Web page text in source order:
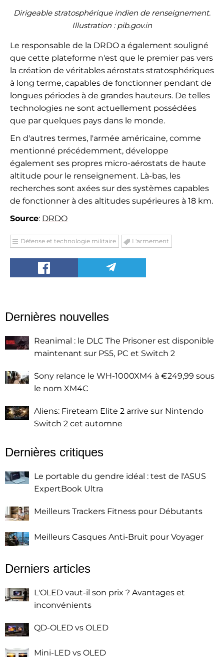
Dirigeable stratosphérique indien de renseignement.
Illustration : pib.gov.in
Le responsable de la DRDO a également souligné
que cette plateforme n'est que le premier pas vers
la création de véritables aérostats stratosphériques
à long terme, capables de fonctionner pendant de
longues périodes à de grandes hauteurs. De telles
technologies ne sont actuellement possédées
que par quelques pays dans le monde.
En d'autres termes, l'armée américaine, comme
mentionné précédemment, développe
également ses propres micro-aérostats de haute
altitude pour le renseignement. Là-bas, les
recherches sont axées sur des systèmes capables
de fonctionner à des altitudes supérieures à 18 km.
Source: DRDO
Défense et technologie militaire L'armement
Dernières nouvelles
Reanimal : le DLC The Prisoner est disponible
maintenant sur PS5, PC et Switch 2
Sony relance le WH-1000XM4 à €249,99 sous
le nom XM4C
Aliens: Fireteam Elite 2 arrive sur Nintendo
Switch 2 cet automne
Dernières critiques
Le portable du gendre idéal : test de l'ASUS
ExpertBook Ultra
Meilleurs Trackers Fitness pour Débutants
Meilleurs Casques Anti-Bruit pour Voyager
Derniers articles
L'OLED vaut-il son prix ? Avantages et
inconvénients
QD-OLED vs OLED
Mini-LED vs OLED